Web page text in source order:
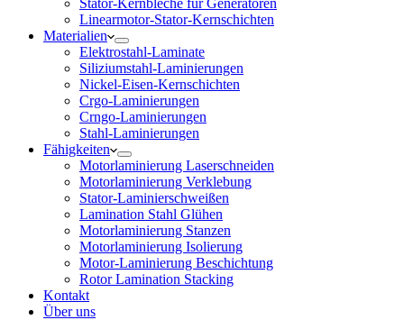
Linearmotor-Stator-Kernschichten
Materialien
Elektrostahl-Laminate
Siliziumstahl-Laminierungen
Nickel-Eisen-Kernschichten
Crgo-Laminierungen
Crngo-Laminierungen
Stahl-Laminierungen
Fähigkeiten
Motorlaminierung Laserschneiden
Motorlaminierung Verklebung
Stator-Laminierschweißen
Lamination Stahl Glühen
Motorlaminierung Stanzen
Motorlaminierung Isolierung
Motor-Laminierung Beschichtung
Rotor Lamination Stacking
Kontakt
Über uns